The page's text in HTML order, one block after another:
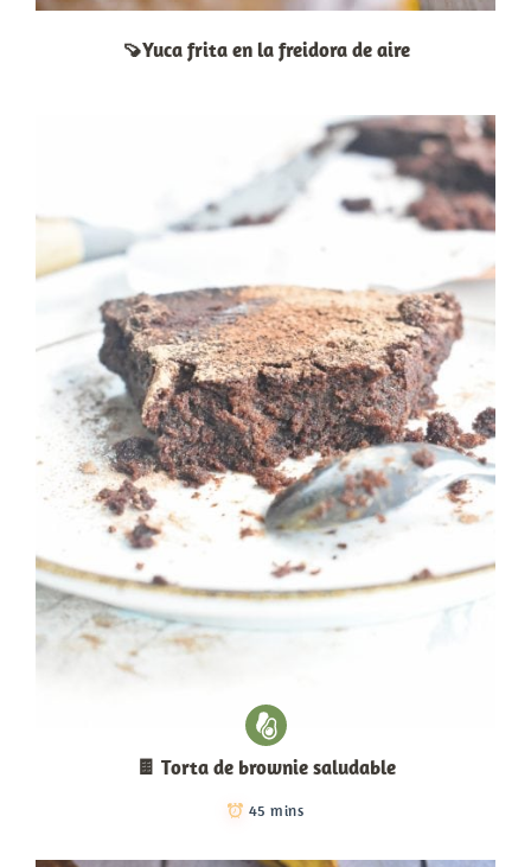
🍠Yuca frita en la freidora de aire
🍫 Torta de brownie saludable
45 mins